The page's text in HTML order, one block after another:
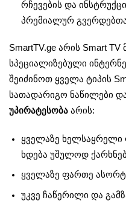
რჩევების და
პრემიალურ
SmartTV.ge არის Smart
სპეციალიზებული
შეიძინოთ ყველა ტიპის
სათადარიგო ნაწილები და
უპირატესობა არის:
ყველაზე ხელსაყრელი
ხდება უშულოდ
ყველაზე ფართე
უკვე ჩაწერილი და